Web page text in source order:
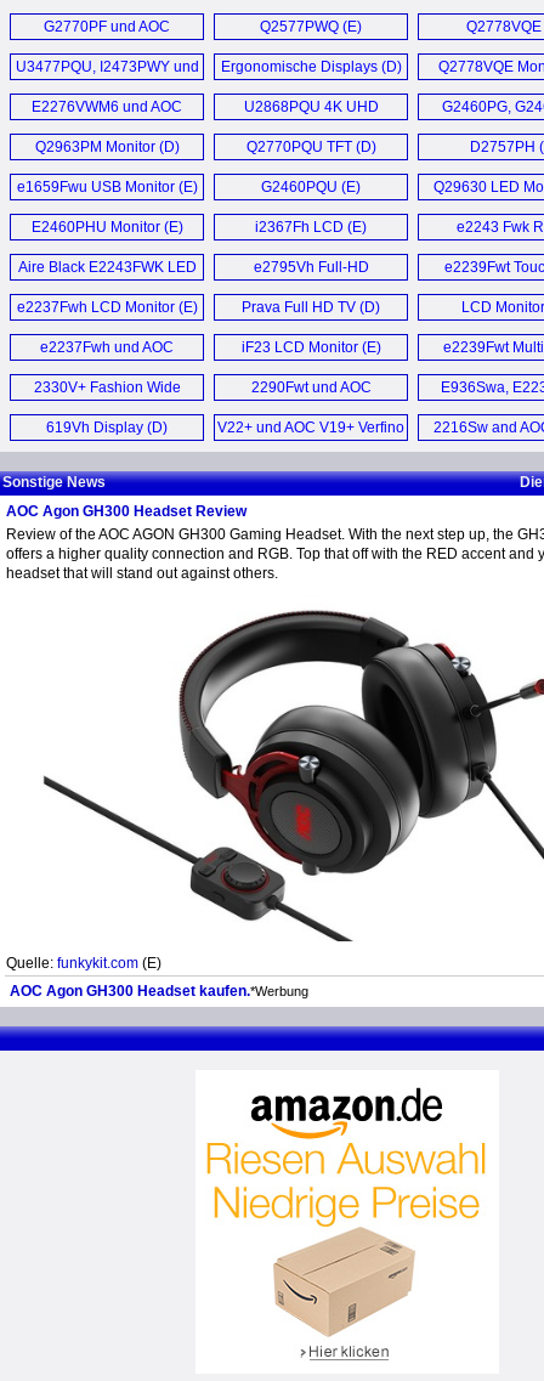
G2460VQ6 mit
Augenschutz (D)
Q3277PQU
G2770PF und AOC
G2460PF Gaming
Monitor (D)
Q2577PWQ (E) Q2778VQE
U3477PQU, I2473PWY und
E1759FWU (D)
Ergonomische Displays (D) Q2778VQE
E2276VWM6 und AOC
E2476VWM6 Monitor (D)
U2868PQU 4K UHD
Monitor (E)
G2460PG,
G2770PQU und
Gaming
Q2963PM Monitor (D) Q2770PQU TFT (D) D2757PH
e1659Fwu USB Monitor (E) G2460PQU (E) Q29630 LED
E2460PHU Monitor (E) i2367Fh LCD (E)
e2243 Fwk
Monitor
Aire Black E2243FWK LED
Monitor (E)
e2795Vh Full-HD
Monitor (D)
e2239Fwt
Monitor
e2237Fwh LCD Monitor (E)
Prava Full HD TV (D) LCD
e2237Fwh und AOC
e2437Fh Full-HD Monitor (D)
iF23 LCD Monitor (E)
e2239Fwt
Display für
2330V+ Fashion Wide
LCD (D)
2290Fwt und AOC
2490Fwt (D)
E936Swa,
E2236Vwa
E2436Vwa
619Vh Display (D)
V22+ und AOC V19+ Verfino
WLED Display (D)
2216Sw and
Monitors
Sonstige News
AOC Agon GH300 Headset Review
Review of the AOC AGON GH300 Gaming Headset. With the next step up, the
offers a higher quality connection and RGB. Top that off with the RED accent and
headset that will stand out against others.
Quelle: funkykit.com (E)
AOC Agon GH300 Headset kaufen.*Werbung